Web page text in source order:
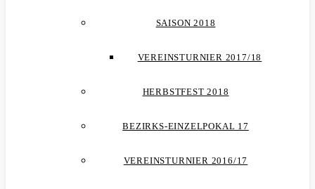
SAISON 2018
VEREINSTURNIER 2017/18
HERBSTFEST 2018
BEZIRKS-EINZELPOKAL 17
VEREINSTURNIER 2016/17